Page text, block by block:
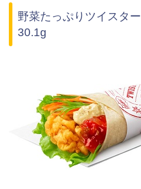
野菜たっぷりツイスタ
30.1g